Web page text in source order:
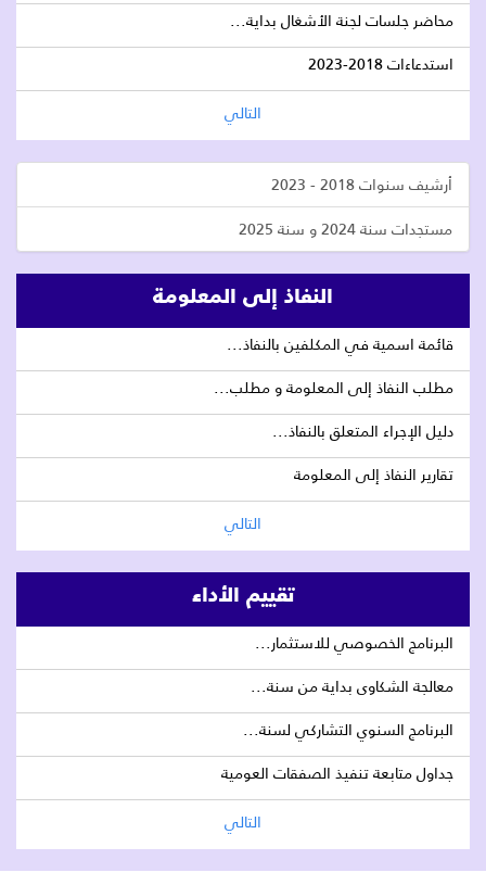
محاضر جلسات لجنة الأشغال بداية...
استدعاءات 2018-2023
التالي
أرشيف سنوات 2018 - 2023
مستجدات سنة 2024 و سنة 2025
النفاذ إلى المعلومة
قائمة اسمية في المكلفين بالنفاذ...
مطلب النفاذ إلى المعلومة و مطلب...
دليل الإجراء المتعلق بالنفاذ...
تقارير النفاذ إلى المعلومة
التالي
تقييم الأداء
البرنامج الخصوصي للاستثمار...
معالجة الشكاوى بداية من سنة...
البرنامج السنوي التشاركي لسنة...
جداول متابعة تنفيذ الصفقات العومية
التالي